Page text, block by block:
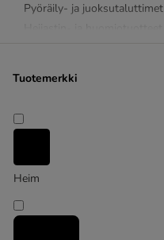
Pyöräily- ja juoksutaluttimet
flexi
Julius K9
Heim
Tuotemerkki
Heim